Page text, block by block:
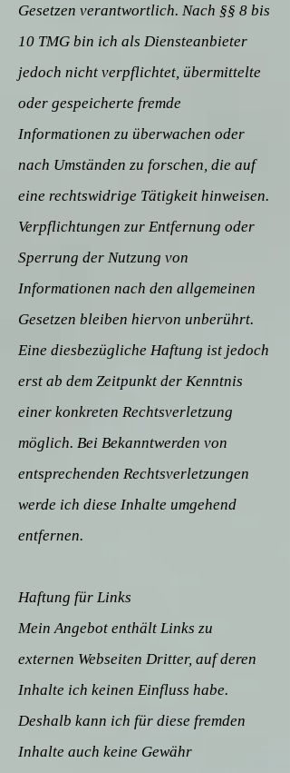
Gesetzen verantwortlich. Nach §§ 8 bis
10 TMG bin ich als Diensteanbieter
jedoch nicht verpflichtet, übermittelte
oder gespeicherte fremde
Informationen zu überwachen oder
nach Umständen zu forschen, die auf
eine rechtswidrige Tätigkeit hinweisen.
Verpflichtungen zur Entfernung oder
Sperrung der Nutzung von
Informationen nach den allgemeinen
Gesetzen bleiben hiervon unberührt.
Eine diesbezügliche Haftung ist jedoch
erst ab dem Zeitpunkt der Kenntnis
einer konkreten Rechtsverletzung
möglich. Bei Bekanntwerden von
entsprechenden Rechtsverletzungen
werde ich diese Inhalte umgehend
entfernen.
Haftung für Links
Mein Angebot enthält Links zu
externen Webseiten Dritter, auf deren
Inhalte ich keinen Einfluss habe.
Deshalb kann ich für diese fremden
Inhalte auch keine Gewähr